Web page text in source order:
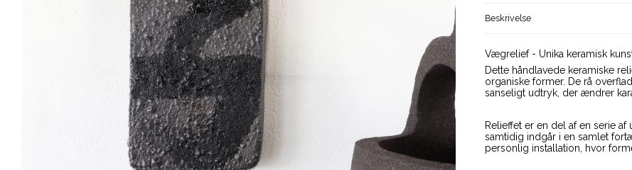
Beskrivelse
Vægrelief - Unika keramisk
Dette håndlavede keramiske
organiske former. De rå
sanseligt udtryk, der ændrer
Relieffet er en del af en serie
samtidig indgår i en samlet
personlig installation, hvor